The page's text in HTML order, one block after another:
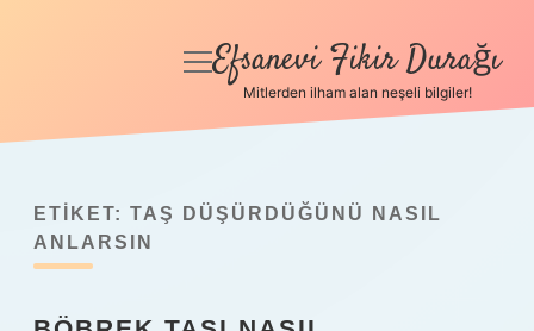
Anasayfa
Yasal Uyarı
menüyü
Efsanevi Fikir Durağı
Mitlerden ilham alan neşeli bilgiler!
ETIKET: TAŞ DÜŞÜRDÜĞÜNÜ NASIL
ANLARSIN